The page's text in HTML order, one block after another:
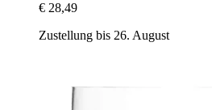
€ 28,49
Zustellung bis 26. August